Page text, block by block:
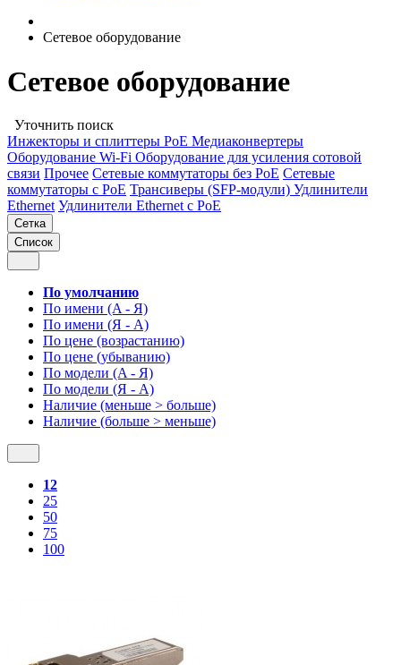
Сетевое оборудование
Сетевое оборудование
Уточнить поиск
Инжекторы и сплиттеры РоЕ Медиаконвертеры
Оборудование Wi-Fi Оборудование для усиления сотовой
связи Прочее Сетевые коммутаторы без РоЕ Сетевые
коммутаторы с РоЕ Трансиверы (SFP-модули) Удлинители
Ethernet Удлинители Ethernet с PoE
Сетка
Список
По умолчанию
По имени (A - Я)
По имени (Я - A)
По цене (возрастанию)
По цене (убыванию)
По модели (A - Я)
По модели (Я - A)
Наличие (меньше > больше)
Наличие (больше > меньше)
12
25
50
75
100